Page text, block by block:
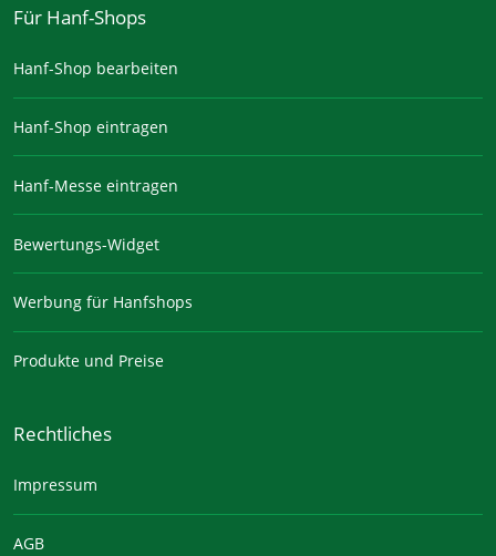
Für Hanf-Shops
Hanf-Shop bearbeiten
Hanf-Shop eintragen
Hanf-Messe eintragen
Bewertungs-Widget
Werbung für Hanfshops
Produkte und Preise
Rechtliches
Impressum
AGB